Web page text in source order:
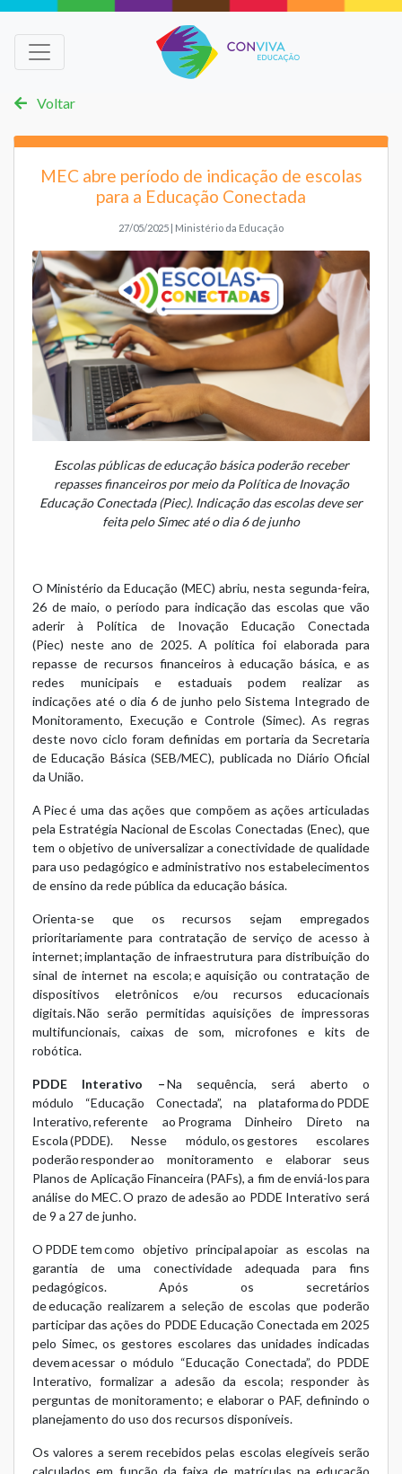
Voltar
MEC abre período de indicação de escolas
para a Educação Conectada
27/05/2025 | Ministério da Educação
Escolas públicas de educação básica poderão receber
repasses financeiros por meio da Política de Inovação
Educação Conectada (Piec). Indicação das escolas deve ser
feita pelo Simec até o dia 6 de junho
O Ministério da Educação (MEC) abriu, nesta segunda-feira,
26 de maio, o período para indicação das escolas que vão
aderir à Política de Inovação Educação Conectada
(Piec) neste ano de 2025.A política foi elaborada para
repasse de recursos financeiros à educação básica, e as
redes municipais e estaduais podem realizar as
indicações até o dia 6 de junho pelo Sistema Integrado de
Monitoramento, Execução e Controle (Simec). As regras
deste novo ciclo foram definidas em portaria da Secretaria
de Educação Básica (SEB/MEC), publicada no Diário Oficial
da União.
A Piec é uma das ações que compõem as ações articuladas
pela Estratégia Nacional de Escolas Conectadas (Enec), que
tem o objetivo de universalizar a conectividade de qualidade
para uso pedagógico e administrativo nos estabelecimentos
de ensino da rede pública da educação básica.
Orienta-se que os recursos sejam empregados
prioritariamente para contratação de serviço de acesso à
internet; implantação de infraestrutura para distribuição do
sinal de internet na escola; e aquisição ou contratação de
dispositivos eletrônicos e/ou recursos educacionais
digitais. Não serão permitidas aquisições de impressoras
multifuncionais, caixas de som, microfones e kits de
robótica.
PDDE Interativo –Na sequência, será aberto o
módulo “Educação Conectada”, na plataforma do PDDE
Interativo, referente ao Programa Dinheiro Direto na
Escola (PDDE). Nesse módulo, os gestores escolares
poderão responder ao monitoramento e elaborar seus
Planos de Aplicação Financeira (PAFs), a fim de enviá-los para
análise do MEC. O prazo de adesão ao PDDE Interativo será
de 9 a 27 de junho.
O PDDE tem como objetivo principal apoiar as escolas na
garantia de uma conectividade adequada para fins
pedagógicos. Após os secretários
de educação realizarem a seleção de escolas que poderão
participar das ações do PDDE Educação Conectada em 2025
pelo Simec, os gestores escolares das unidades indicadas
devem acessar o módulo “Educação Conectada”, do PDDE
Interativo, formalizar a adesão da escola; responder às
perguntas de monitoramento; e elaborar o PAF, definindo o
planejamento do uso dos recursos disponíveis.
Os valores a serem recebidos pelas escolas elegíveis serão